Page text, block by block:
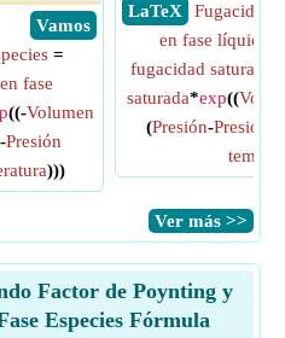
​ Vamos
=
fase
((-Volumen
-Presión
)))
​ LaTeX
Fugacidad
en fase líquida
fugacidad saturada
saturada*exp((
(Presión-Presión
​Ver más >>
Factor de Poynting y
Especies Fórmula